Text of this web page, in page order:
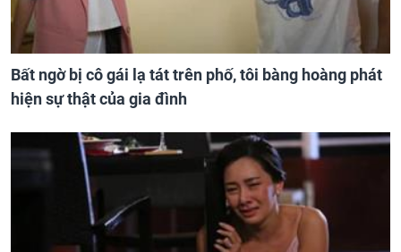
Bất ngờ bị cô gái lạ tát trên phố, tôi bàng hoàng phát
hiện sự thật của gia đình